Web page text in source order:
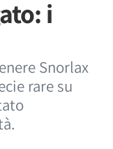
i
Snorlax
rare su